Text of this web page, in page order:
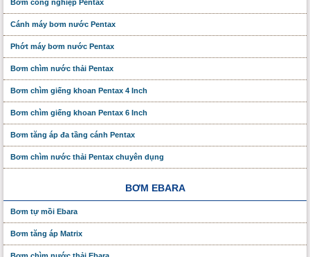
Bơm công nghiệp Pentax
Cánh máy bơm nước Pentax
Phớt máy bơm nước Pentax
Bơm chìm nước thải Pentax
Bơm chìm giếng khoan Pentax 4 Inch
Bơm chìm giếng khoan Pentax 6 Inch
Bơm tăng áp đa tầng cánh Pentax
Bơm chìm nước thải Pentax chuyên dụng
BƠM EBARA
Bơm tự mồi Ebara
Bơm tăng áp Matrix